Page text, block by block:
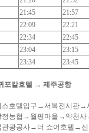
21:45 21:57
22:09 22:21
22:34 22:45
23:04 23:15
23:34 23:45
포칼호텔 → 제주공항
호텔입구→서복전시관
농협→월평마을→약천
광공사→더 쇼어호텔→